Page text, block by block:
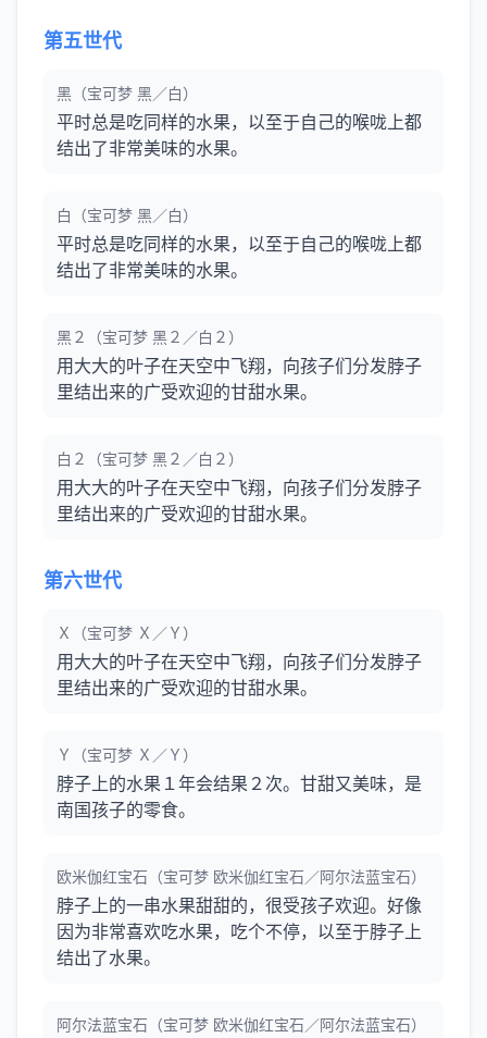
第五世代
黑（宝可梦 黑／白）
平时总是吃同样的水果，以至于自己的喉咙上都
结出了非常美味的水果。
白（宝可梦 黑／白）
平时总是吃同样的水果，以至于自己的喉咙上都
结出了非常美味的水果。
黑２（宝可梦 黑２／白２）
用大大的叶子在天空中飞翔，向孩子们分发脖子
里结出来的广受欢迎的甘甜水果。
白２（宝可梦 黑２／白２）
用大大的叶子在天空中飞翔，向孩子们分发脖子
里结出来的广受欢迎的甘甜水果。
第六世代
Ｘ（宝可梦 Ｘ／Ｙ）
用大大的叶子在天空中飞翔，向孩子们分发脖子
里结出来的广受欢迎的甘甜水果。
Ｙ（宝可梦 Ｘ／Ｙ）
脖子上的水果１年会结果２次。甘甜又美味，是
南国孩子的零食。
欧米伽红宝石（宝可梦 欧米伽红宝石／阿尔法蓝宝石）
脖子上的一串水果甜甜的，很受孩子欢迎。好像
因为非常喜欢吃水果，吃个不停，以至于脖子上
结出了水果。
阿尔法蓝宝石（宝可梦 欧米伽红宝石／阿尔法蓝宝石）